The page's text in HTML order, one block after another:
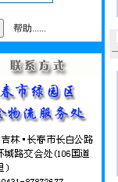
帮助......